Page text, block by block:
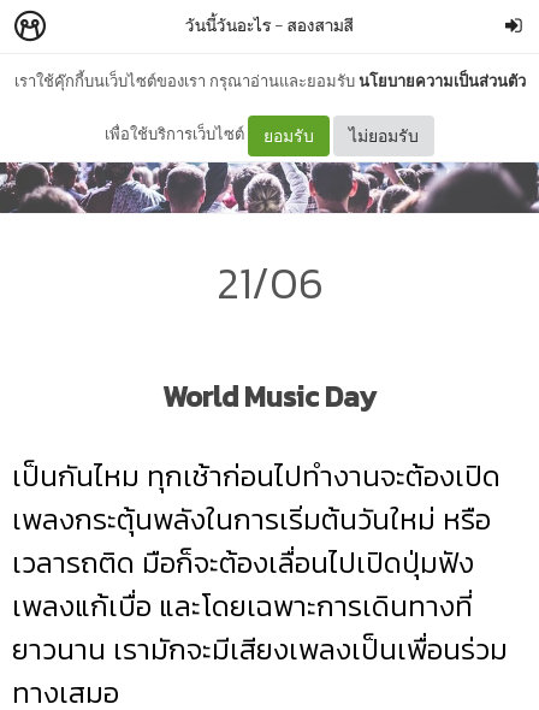
เราใช้คุ๊กกี้บนเว็บไซต์ของเรา กรุณาอ่านและยอมรับนโยบายความเป็นส่วนตัว
เพื่อใช้บริการเว็บไซต์ ยอมรับ ไม่ยอมรับ
วันนี้วันอะไร – สองสามสี
21/06
World Music Day
เป็นกันไหม ทุกเช้าก่อนไปทำงานจะต้องเปิด
เพลงกระตุ้นพลังในการเริ่มต้นวันใหม่ หรือ
เวลารถติด มือก็จะต้องเลื่อนไปเปิดปุ่มฟัง
เพลงแก้เบื่อ และโดยเฉพาะการเดินทางที่
ยาวนาน เรามักจะมีเสียงเพลงเป็นเพื่อนร่วม
ทางเสมอ